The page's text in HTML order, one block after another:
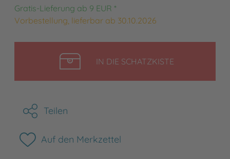
Gratis-Lieferung ab 9 EUR *
Vorbestellung, lieferbar ab 30.10.2026
IN DIE SCHATZKISTELEGEN
Teilen
Auf den Merkzettel